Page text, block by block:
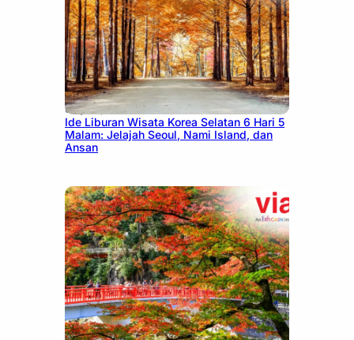
July 15, 2026
Ide Liburan Wisata Korea Selatan 6 Hari 5
Malam: Jelajah Seoul, Nami Island, dan
Ansan